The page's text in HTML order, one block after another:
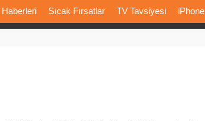
Haberleri Sıcak Fırsatlar TV Tavsiyesi iPhone